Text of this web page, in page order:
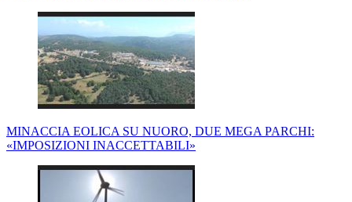
MINACCIA EOLICA SU NUORO, DUE MEGA PARCHI:
«IMPOSIZIONI INACCETTABILI»